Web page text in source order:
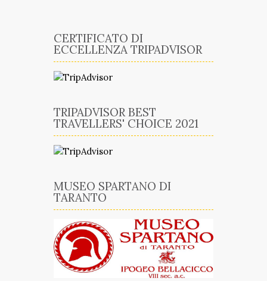
CERTIFICATO DI
ECCELLENZA TRIPADVISOR
TRIPADVISOR BEST
TRAVELLERS' CHOICE 2021
MUSEO SPARTANO DI
TARANTO